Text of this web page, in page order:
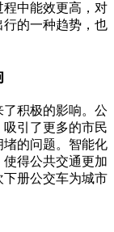
中能效更高，对
的一种趋势，也
积极的影响。公
引了更多的市民
的问题。智能化
得公共交通更加
册公交车为城市